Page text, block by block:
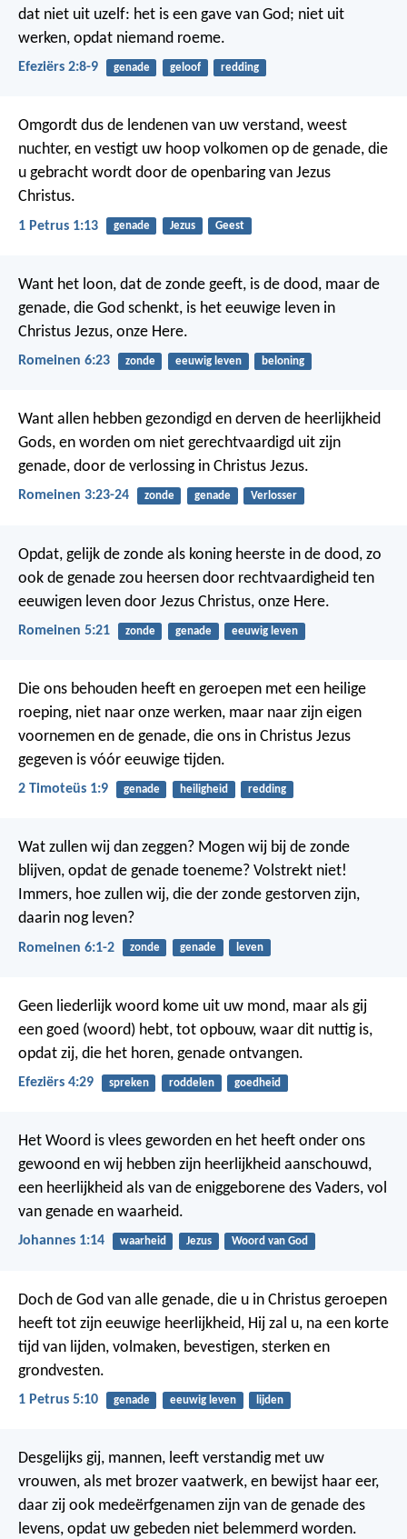
dat niet uit uzelf: het is een gave van God; niet uit
werken, opdat niemand roeme.
Efeziërs 2:8-9 genade geloof redding
Omgordt dus de lendenen van uw verstand, weest
nuchter, en vestigt uw hoop volkomen op de genade, die
u gebracht wordt door de openbaring van Jezus
Christus.
1 Petrus 1:13 genade Jezus Geest
Want het loon, dat de zonde geeft, is de dood, maar de
genade, die God schenkt, is het eeuwige leven in
Christus Jezus, onze Here.
Romeinen 6:23 zonde eeuwig leven beloning
Want allen hebben gezondigd en derven de heerlijkheid
Gods, en worden om niet gerechtvaardigd uit zijn
genade, door de verlossing in Christus Jezus.
Romeinen 3:23-24 zonde genade Verlosser
Opdat, gelijk de zonde als koning heerste in de dood, zo
ook de genade zou heersen door rechtvaardigheid ten
eeuwigen leven door Jezus Christus, onze Here.
Romeinen 5:21 zonde genade eeuwig leven
Die ons behouden heeft en geroepen met een heilige
roeping, niet naar onze werken, maar naar zijn eigen
voornemen en de genade, die ons in Christus Jezus
gegeven is vóór eeuwige tijden.
2 Timoteüs 1:9 genade heiligheid redding
Wat zullen wij dan zeggen? Mogen wij bij de zonde
blijven, opdat de genade toeneme? Volstrekt niet!
Immers, hoe zullen wij, die der zonde gestorven zijn,
daarin nog leven?
Romeinen 6:1-2 zonde genade leven
Geen liederlijk woord kome uit uw mond, maar als gij
een goed (woord) hebt, tot opbouw, waar dit nuttig is,
opdat zij, die het horen, genade ontvangen.
Efeziërs 4:29 spreken roddelen goedheid
Het Woord is vlees geworden en het heeft onder ons
gewoond en wij hebben zijn heerlijkheid aanschouwd,
een heerlijkheid als van de eniggeborene des Vaders, vol
van genade en waarheid.
Johannes 1:14 waarheid Jezus Woord van God
Doch de God van alle genade, die u in Christus geroepen
heeft tot zijn eeuwige heerlijkheid, Hij zal u, na een korte
tijd van lijden, volmaken, bevestigen, sterken en
grondvesten.
1 Petrus 5:10 genade eeuwig leven lijden
Desgelijks gij, mannen, leeft verstandig met uw
vrouwen, als met brozer vaatwerk, en bewijst haar eer,
daar zij ook medeërfgenamen zijn van de genade des
levens, opdat uw gebeden niet belemmerd worden.